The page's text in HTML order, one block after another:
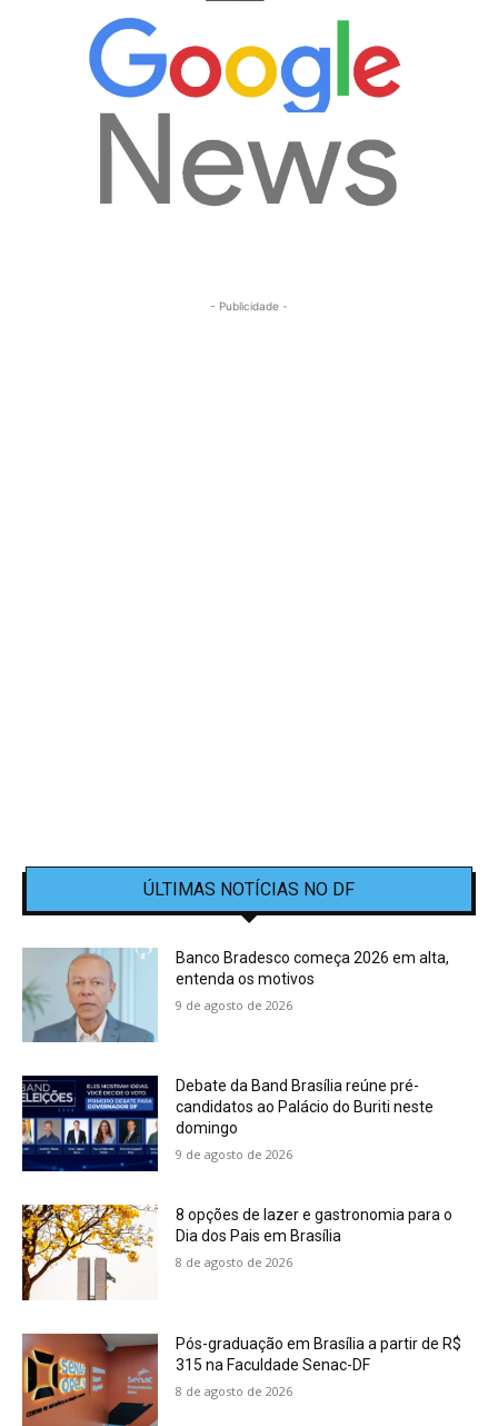
- Publicidade -
ÚLTIMAS NOTÍCIAS NO DF
Banco Bradesco começa 2026 em alta,
entenda os motivos
9 de agosto de 2026
Debate da Band Brasília reúne pré-
candidatos ao Palácio do Buriti neste
domingo
9 de agosto de 2026
8 opções de lazer e gastronomia para o
Dia dos Pais em Brasília
8 de agosto de 2026
Pós-graduação em Brasília a partir de R$
315 na Faculdade Senac-DF
8 de agosto de 2026